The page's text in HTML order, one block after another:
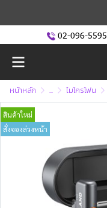
02-096-5595
หน้าหลัก ... ไมโครโฟน
สินค้าใหม่
สั่งจองล่วงหน้า